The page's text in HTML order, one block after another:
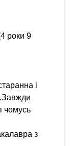
роки 9
і
чомусь
з